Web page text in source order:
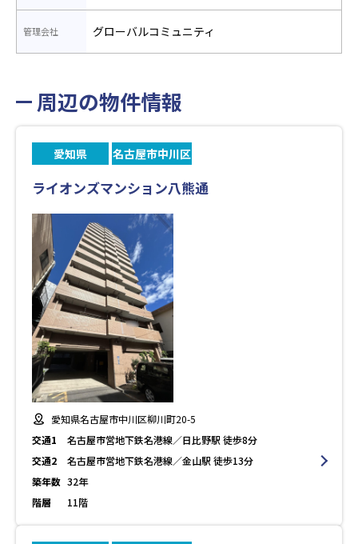
管理会社 グローバルコミュニティ
周辺の物件情報
愛知県 名古屋市中川区
ライオンズマンション八熊通
愛知県名古屋市中川区柳川町20-5
交通1
名古屋市営地下鉄名港線／日比野駅 徒歩8分
交通2
名古屋市営地下鉄名港線／金山駅 徒歩13分
築年数 32年
階層
11階